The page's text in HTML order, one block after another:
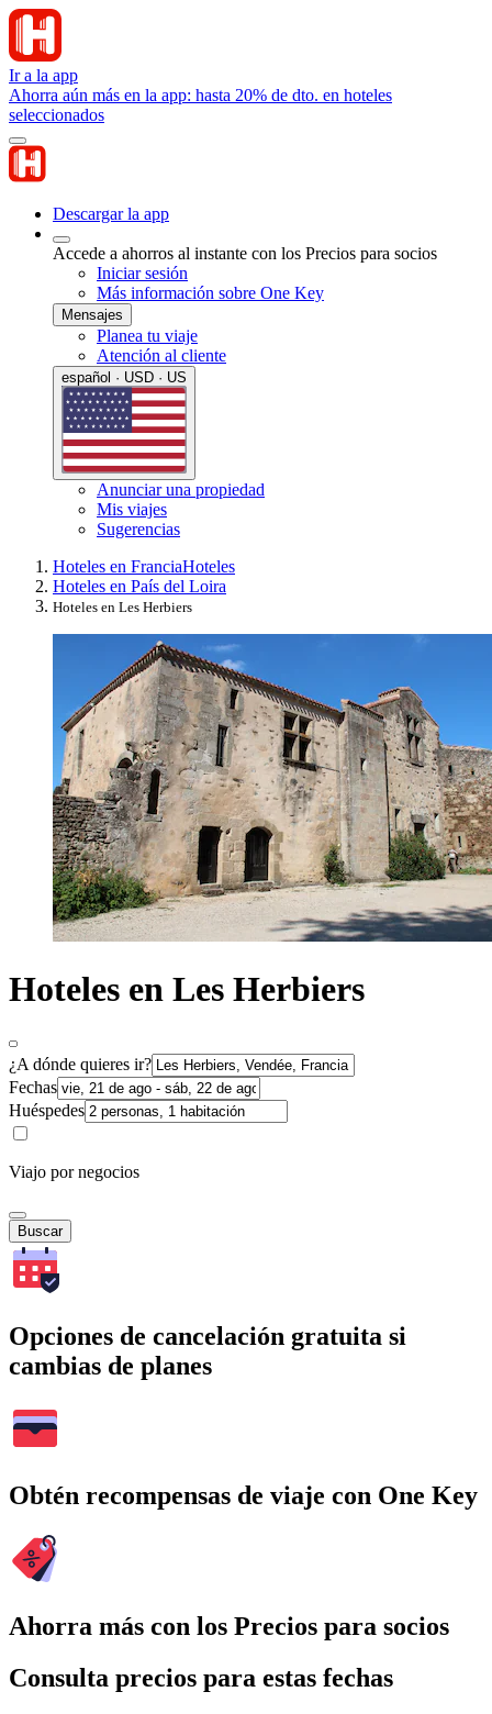
Ir a la app
Ahorra aún más en la app: hasta 20% de dto. en hoteles
seleccionados
Descargar la app
Accede a ahorros al instante con los Precios para socios
Iniciar sesión
Más información sobre One Key
Mensajes
Planea tu viaje
Atención al cliente
español · USD · US
Anunciar una propiedad
Mis viajes
Sugerencias
Hoteles en FranciaHoteles
Hoteles en País del Loira
Hoteles en Les Herbiers
Hoteles en Les Herbiers
¿A dónde quieres ir?
Fechas
Huéspedes
Viajo por negocios
Buscar
Opciones de cancelación gratuita si
cambias de planes
Obtén recompensas de viaje con One Key
Ahorra más con los Precios para socios
Consulta precios para estas fechas